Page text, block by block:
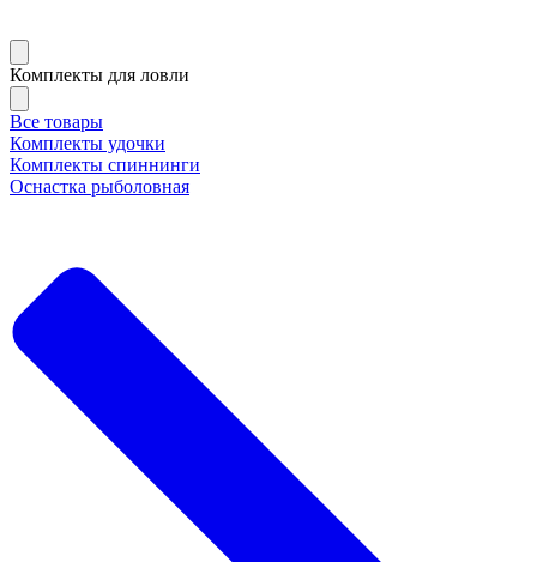
Комплекты для ловли
Все товары
Комплекты удочки
Комплекты спиннинги
Оснастка рыболовная